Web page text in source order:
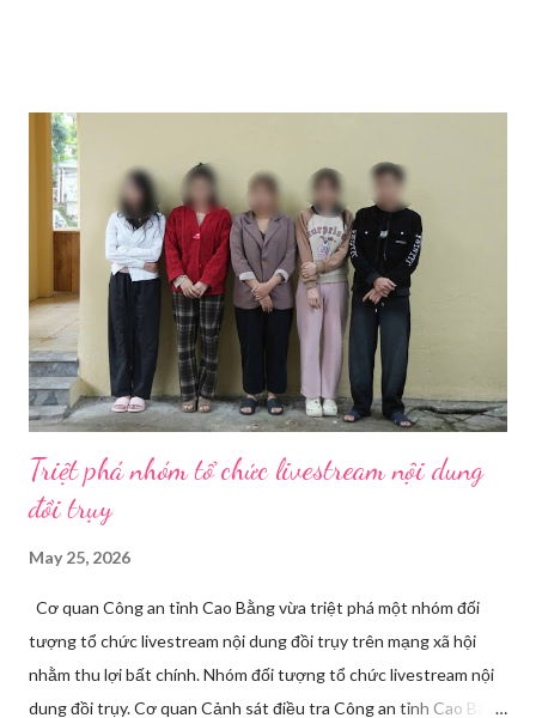
Thanh 1.1.1. Thân máy ảnh (Body máy
ảnh): Chọn máy ảnh có chất lượng ...
Triệt phá nhóm tổ chức livestream nội dung
đồi trụy
May 25, 2026
Cơ quan Công an tỉnh Cao Bằng vừa triệt phá một nhóm đối
tượng tổ chức livestream nội dung đồi trụy trên mạng xã hội
nhằm thu lợi bất chính. Nhóm đối tượng tổ chức livestream nội
dung đồi trụy. Cơ quan Cảnh sát điều tra Công an tỉnh Cao Bằng